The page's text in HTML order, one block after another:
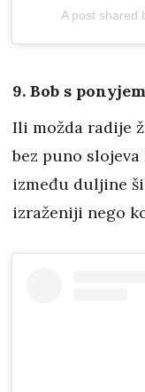
A post shared
9. Bob s ponyjem
Ili možda radije
bez puno
između duljine
izraženiji nego